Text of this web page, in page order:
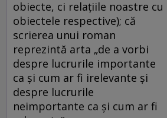
obiecte, ci relaţiile noastre cu
obiectele respective); că
scrierea unui roman
reprezintă arta „de a vorbi
despre lucrurile importante
ca şi cum ar fi irelevante şi
despre lucrurile
neimportante ca şi cum ar fi